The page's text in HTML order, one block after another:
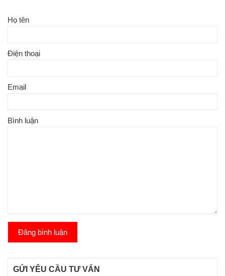
Họ tên
Điện thoại
Email
Bình luận
Đăng bình luận
GỬI YÊU CẦU TƯ VẤN